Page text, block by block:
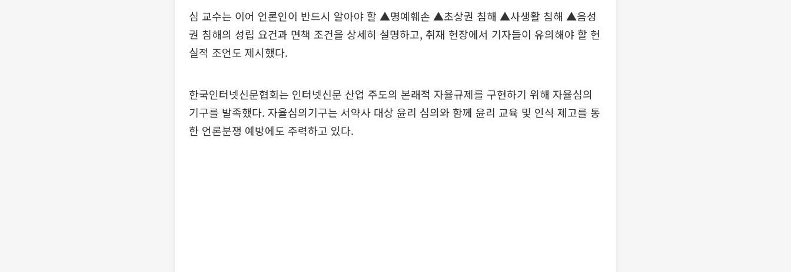
심 교수는 이어 언론인이 반드시 알아야 할 ▲명예훼손 ▲초상권 침해 ▲사생활 침해 ▲음성
권 침해의 성립 요건과 면책 조건을 상세히 설명하고, 취재 현장에서 기자들이 유의해야 할 현
실적 조언도 제시했다.
한국인터넷신문협회는 인터넷신문 산업 주도의 본래적 자율규제를 구현하기 위해 자율심의
기구를 발족했다. 자율심의기구는 서약사 대상 윤리 심의와 함께 윤리 교육 및 인식 제고를 통
한 언론분쟁 예방에도 주력하고 있다.